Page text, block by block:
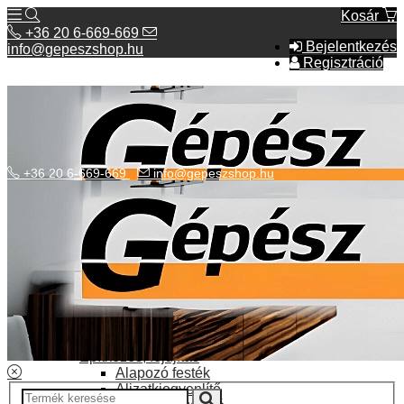
Kosár
Bejelentkezés
Regisztráció
+36 20 6-669-669
info@gepeszshop.hu
Kategóriák menü
Bolhapiac
Elektromos fűtés
Építkezés, fejújítás
Alapozó festék
Aljzatkiegyenlítő
+36 20 6-669-669 info@gepeszshop.hu